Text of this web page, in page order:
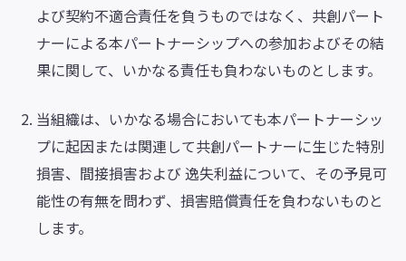
よび契約不適合責任を負うものではなく、共創パート
ナーによる本パートナーシップへの参加およびその結
果に関して、いかなる責任も負わないものとします。
当組織は、いかなる場合においても本パートナーシッ
プに起因または関連して共創パートナーに生じた特別
損害、間接損害および 逸失利益について、その予見可
能性の有無を問わず、損害賠償責任を負わないものと
します。